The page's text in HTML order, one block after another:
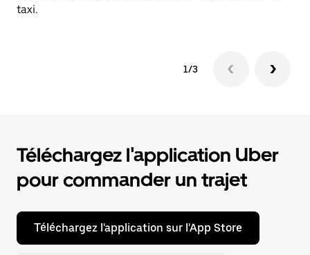
taxi.
1/3
Téléchargez l'application Uber
pour commander un trajet
Téléchargez l'application sur l'App Store